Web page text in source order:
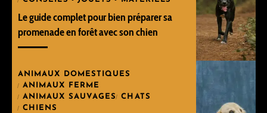
Le guide complet pour bien préparer sa
promenade en forêt avec son chien
ANIMAUX DOMESTIQUES
ANIMAUX FERME
ANIMAUX SAUVAGES
CHATS
CHIENS